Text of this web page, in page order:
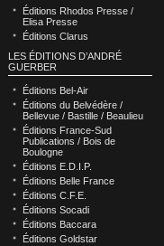
Éditions Rhodos Presse /
Elisa Presse
Éditions Clarus
LES ÉDITIONS D’ANDRÉ
GUERBER
Éditions Bel-Air
Éditions du Belvédère /
Bellevue / Bastille / Beaulieu
Éditions France-Sud
Publications / Bois de
Boulogne
Éditions E.D.I.P.
Éditions Belle France
Éditions C.F.E.
Éditions Socadi
Éditions Baccara
Éditions Goldstar